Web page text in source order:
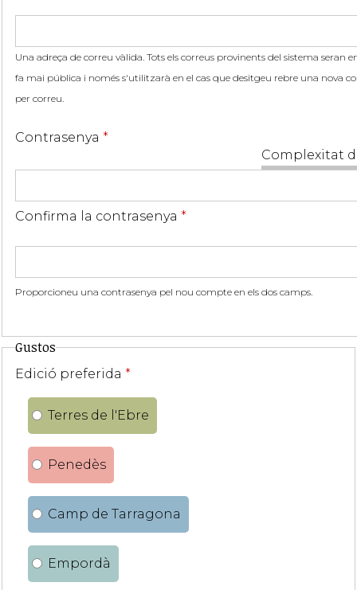
Una adreça de correu vàlida. Tots els correus provinents del sistema seran
fa mai pública i només s'utilitzarà en el cas que desitgeu rebre una nova
per correu.
Complexitat
Contrasenya *
Confirma la contrasenya *
Proporcioneu una contrasenya pel nou compte en els dos camps.
Gustos
Edició preferida *
Terres de l'Ebre
Penedès
Camp de Tarragona
Empordà